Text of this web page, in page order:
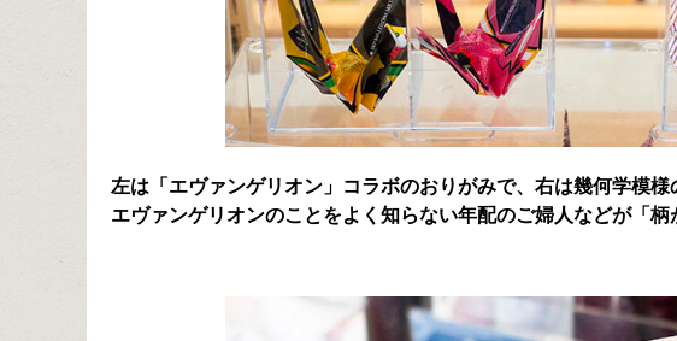
左は「エヴァンゲリオン」コラボのおりがみで、右は幾何学模
エヴァンゲリオンのことをよく知らない年配のご婦人などが「柄